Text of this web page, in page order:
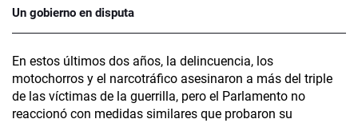
Un gobierno en disputa
En estos últimos dos años, la delincuencia, los
motochorros y el narcotráfico asesinaron a más del triple
de las víctimas de la guerrilla, pero el Parlamento no
reaccionó con medidas similares que probaron su